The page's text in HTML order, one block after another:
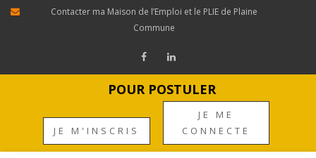
Contacter ma Maison de l’Emploi et le PLIE de Plaine
Commune
POUR POSTULER
JE M'INSCRIS
JE ME
CONNECTE